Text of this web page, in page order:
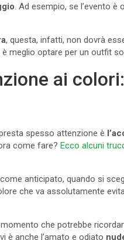
. Ad esempio, se l’evento è
, questa, infatti, non dovrà
meglio optare per un outfit
ai
spesso attenzione è
come fare? Ecco alcuni
anticipato, quando si
che va assolutamente
che potrebbe
è anche l’amato e odiato